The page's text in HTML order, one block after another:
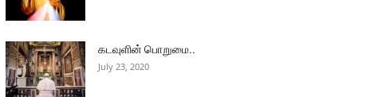
கடவுளின் பொறுமை..
July 23, 2020